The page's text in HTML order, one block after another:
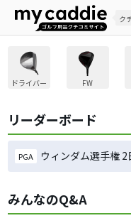
ク
ドライバー FW
リーダーボード
PGA ウィンダム選手権 2
みんなのQ&A